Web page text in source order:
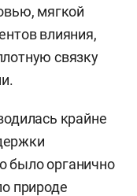
мягкой
влияния,
связку
крайне
было органично
природе